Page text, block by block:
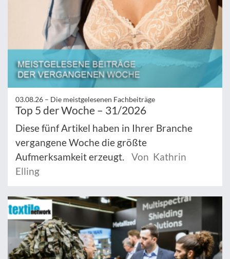
03.08.26 – Die meistgelesenen Fachbeiträge
Top 5 der Woche – 31/2026
Diese fünf Artikel haben in Ihrer Branche
vergangene Woche die größte
Aufmerksamkeit erzeugt.
Von Kathrin
Elling